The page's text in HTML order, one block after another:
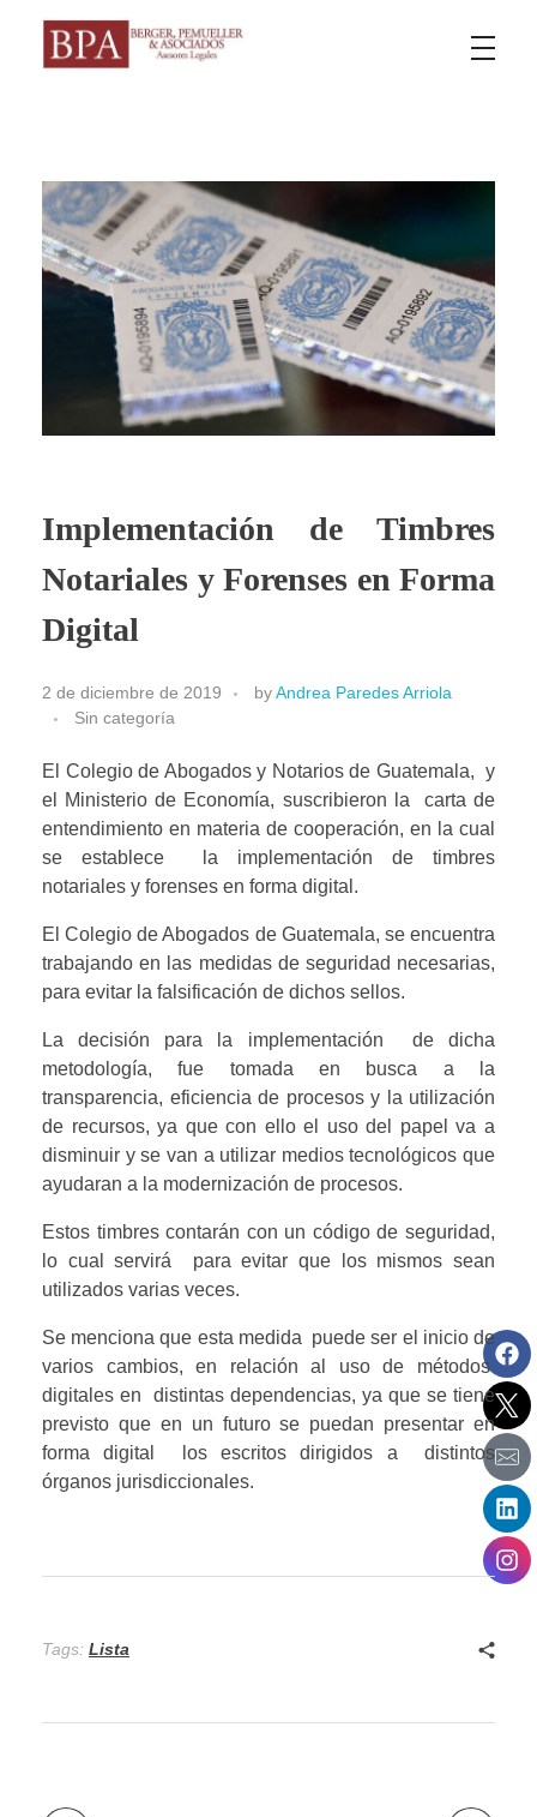
Implementación de Timbres
Notariales y Forenses en Forma
Digital
2 de diciembre de 2019 byAndrea Paredes Arriola
Sin categoría
El Colegio de Abogados y Notarios de Guatemala,  y
el Ministerio de Economía, suscribieron la  carta de
entendimiento en materia de cooperación, en la cual
se establece  la implementación de timbres
notariales y forenses en forma digital.
El Colegio de Abogados de Guatemala, se encuentra
trabajando en las medidas de seguridad necesarias,
para evitar la falsificación de dichos sellos.
La decisión para la implementación  de dicha
metodología, fue tomada en busca a la
transparencia, eficiencia de procesos y la utilización
de recursos, ya que con ello el uso del papel va a
disminuir y se van a utilizar medios tecnológicos que
ayudaran a la modernización de procesos.
Estos timbres contarán con un código de seguridad,
lo cual servirá  para evitar que los mismos sean
utilizados varias veces.
Se menciona que esta medida  puede ser el inicio de
varios cambios, en relación al uso de métodos
digitales en  distintas dependencias, ya que se tiene
previsto que en un futuro se puedan presentar en
forma digital  los escritos dirigidos a  distintos
órganos jurisdiccionales.
Tags: Lista